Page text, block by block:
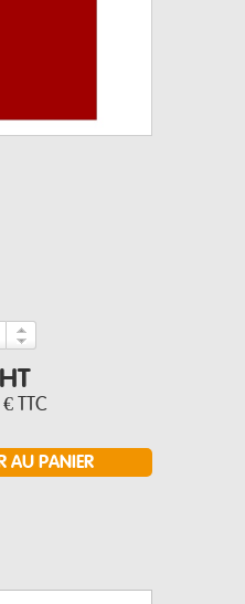
HT
€ TTC